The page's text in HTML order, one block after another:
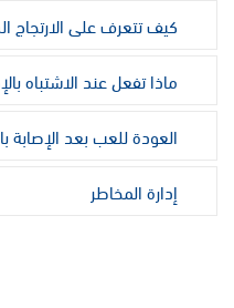
كيف تتعرف على الارتجاج
ماذا تفعل عند الاشتباه
العودة للعب بعد الإصابة
إدارة المخاطر